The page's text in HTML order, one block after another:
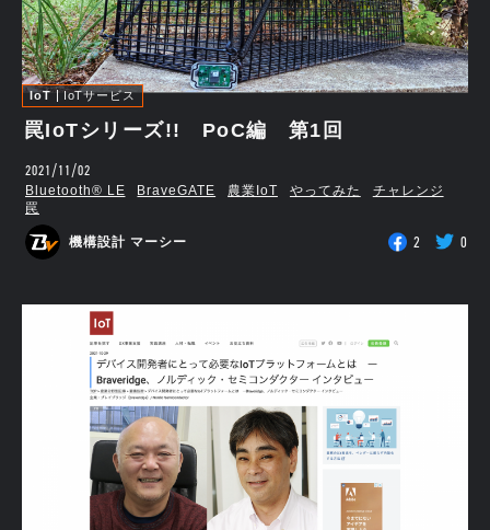
IoT IoTサービス
罠IoTシリーズ!! PoC編 第1回
2021/11/02
Bluetooth®︎ LE BraveGATE 農業IoT やってみた
チャレンジ
罠
機構設計 マーシー 2 0